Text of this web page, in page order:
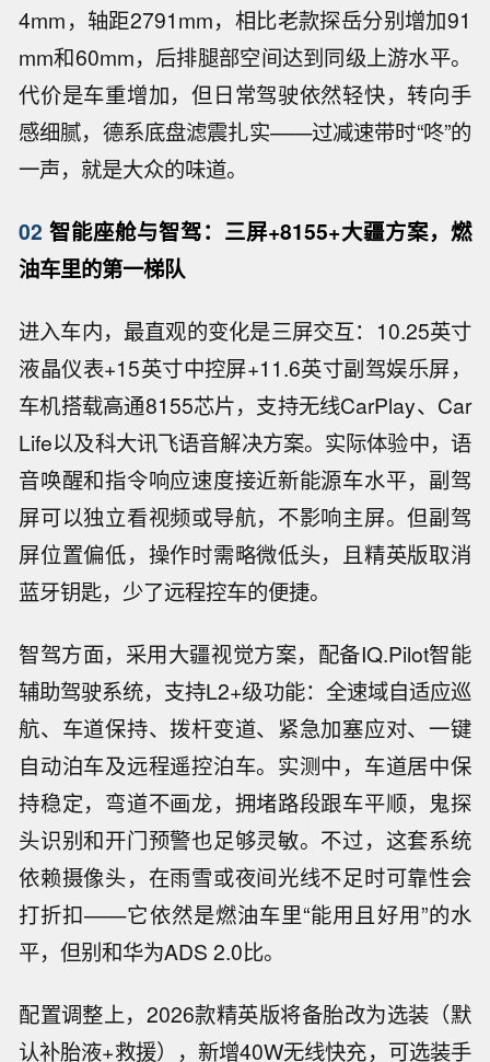
4mm，轴距2791mm，相比老款探岳分别增加91
mm和60mm，后排腿部空间达到同级上游水平。
代价是车重增加，但日常驾驶依然轻快，转向手
感细腻，德系底盘滤震扎实——过减速带时“咚”的
一声，就是大众的味道。
02 智能座舱与智驾：三屏+8155+大疆方案，燃
油车里的第一梯队
进入车内，最直观的变化是三屏交互：10.25英寸
液晶仪表+15英寸中控屏+11.6英寸副驾娱乐屏，
车机搭载高通8155芯片，支持无线CarPlay、Car
Life以及科大讯飞语音解决方案。实际体验中，语
音唤醒和指令响应速度接近新能源车水平，副驾
屏可以独立看视频或导航，不影响主屏。但副驾
屏位置偏低，操作时需略微低头，且精英版取消
蓝牙钥匙，少了远程控车的便捷。
智驾方面，采用大疆视觉方案，配备IQ.Pilot智能
辅助驾驶系统，支持L2+级功能：全速域自适应巡
航、车道保持、拨杆变道、紧急加塞应对、一键
自动泊车及远程遥控泊车。实测中，车道居中保
持稳定，弯道不画龙，拥堵路段跟车平顺，鬼探
头识别和开门预警也足够灵敏。不过，这套系统
依赖摄像头，在雨雪或夜间光线不足时可靠性会
打折扣——它依然是燃油车里“能用且好用”的水
平，但别和华为ADS 2.0比。
配置调整上，2026款精英版将备胎改为选装（默
认补胎液+救援），新增40W无线快充，可选装手